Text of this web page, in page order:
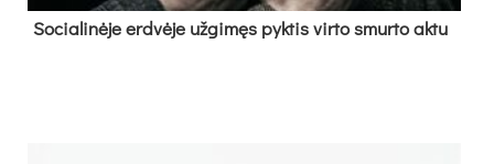
So­cia­li­nė­je erd­vė­je už­gi­męs pyk­tis vir­to smur­to ak­tu